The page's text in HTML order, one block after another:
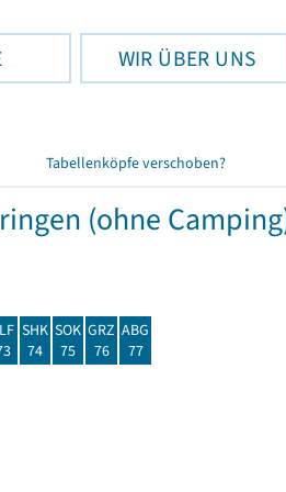
WIR ÜBER UNS
Tabellenköpfe verschoben?
(ohne
SHK
74
SOK
75
GRZ
76
ABG
77